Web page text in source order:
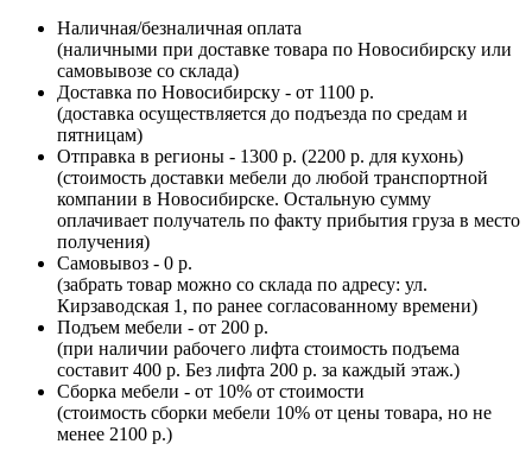
Наличная/безналичная оплата
(наличными при доставке товара по Новосибирску или
самовывозе со склада)
Доставка по Новосибирску - от 1100 р.
(доставка осуществляется до подъезда по средам и
пятницам)
Отправка в регионы - 1300 р. (2200 р. для кухонь)
(стоимость доставки мебели до любой транспортной
компании в Новосибирске. Остальную сумму
оплачивает получатель по факту прибытия груза в место
получения)
Самовывоз - 0 р.
(забрать товар можно со склада по адресу: ул.
Кирзаводская 1, по ранее согласованному времени)
Подъем мебели - от 200 р.
(при наличии рабочего лифта стоимость подъема
составит 400 р. Без лифта 200 р. за каждый этаж.)
Сборка мебели - от 10% от стоимости
(стоимость сборки мебели 10% от цены товара, но не
менее 2100 р.)